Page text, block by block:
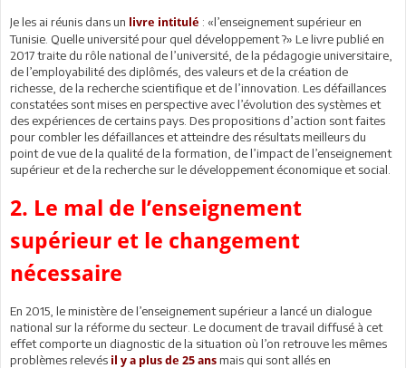
Je les ai réunis dans un livre intitulé : «l’enseignement supérieur en
Tunisie. Quelle université pour quel développement ?» Le livre publié en
2017 traite du rôle national de l’université, de la pédagogie universitaire,
de l’employabilité des diplômés, des valeurs et de la création de
richesse, de la recherche scientifique et de l’innovation. Les défaillances
constatées sont mises en perspective avec l’évolution des systèmes et
des expériences de certains pays. Des propositions d’action sont faites
pour combler les défaillances et atteindre des résultats meilleurs du
point de vue de la qualité de la formation, de l’impact de l’enseignement
supérieur et de la recherche sur le développement économique et social.
2. Le mal de l’enseignement
supérieur et le changement
nécessaire
En 2015, le ministère de l’enseignement supérieur a lancé un dialogue
national sur la réforme du secteur. Le document de travail diffusé à cet
effet comporte un diagnostic de la situation où l’on retrouve les mêmes
problèmes relevés il y a plus de 25 ans mais qui sont allés en